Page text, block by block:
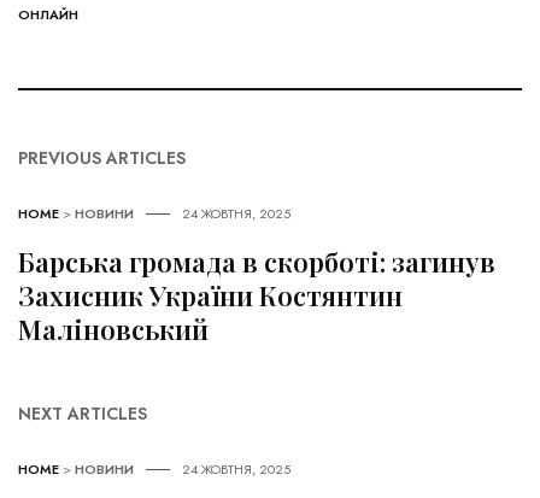
ОНЛАЙН
PREVIOUS ARTICLES
HOME >НОВИНИ 24 ЖОВТНЯ, 2025
Барська громада в скорботі: загинув
Захисник України Костянтин
Маліновський
NEXT ARTICLES
HOME >НОВИНИ 24 ЖОВТНЯ, 2025